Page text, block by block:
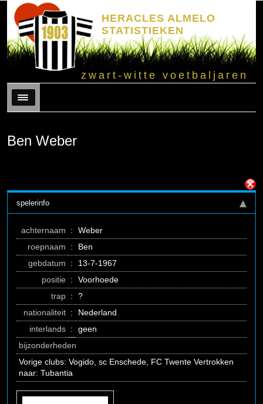
HERACLES ALMELO
STATISTIEKEN
zwart-witte voetbaljaren
Menu
Ben Weber
spelerinfo
achternaam :
Weber
roepnaam
:
Ben
gebdatum
:
13-7-1967
positie :
Voorhoede
trap :
?
nationaliteit :
Nederland
interlands :
geen
bijzonderheden
Vorige clubs: Vogido, sc Enschede, FC Twente Vertrokken
naar: Tubantia